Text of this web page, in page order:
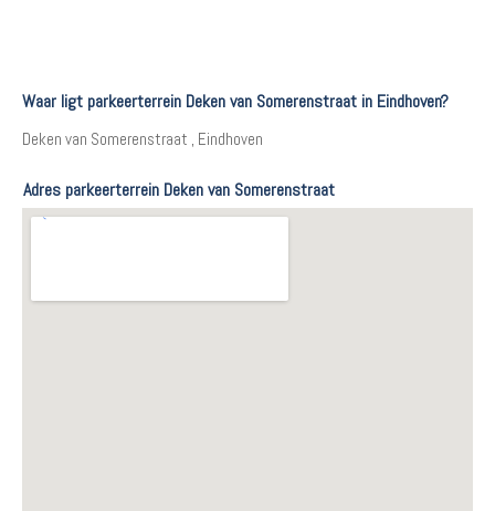
Waar ligt parkeerterrein Deken van Somerenstraat in Eindhoven?
Deken van Somerenstraat , Eindhoven
Adres parkeerterrein Deken van Somerenstraat